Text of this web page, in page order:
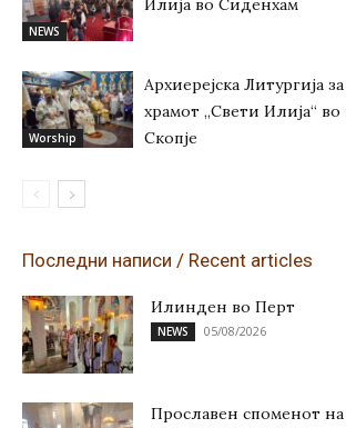
NEWS
Илија во Сиденхам
Worship
Архиерејска Литургија
храмот „Свети Илија“
Скопје
Последни написи / Recent articles
Илинден во Перт
NEWS 05/08/2026
Прославен споменот